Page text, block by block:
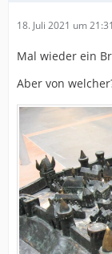
18. Juli 2021 um 21:31
Mal wieder ein
Aber von